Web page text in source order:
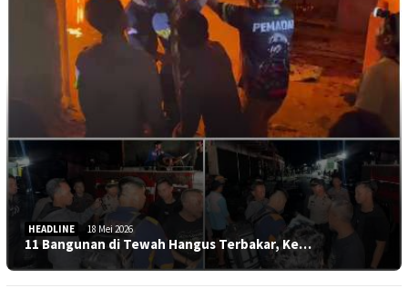
HEADLINE 18 Mei 2026
11 Bangunan di Tewah Hangus Terbakar, Ke…